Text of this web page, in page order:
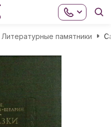
Литературные памятники